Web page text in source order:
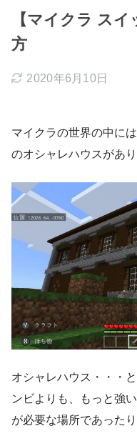
【マイクラ ス
方
2020年6月10日
マイクラの世界の中に
のオシャレハウスがあり
オシャレハウス・・・
ンビよりも、もっと強
が必要な場所であったり